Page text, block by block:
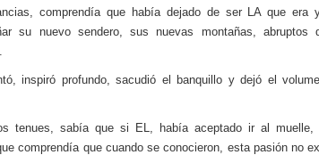
comprendía que había dejado de ser LA que era
su nuevo sendero, sus nuevas montañas, abruptos
inspiró profundo, sacudió el banquillo y dejó el
tenues, sabía que si EL, había aceptado ir al muelle,
comprendía que cuando se conocieron, esta pasión no